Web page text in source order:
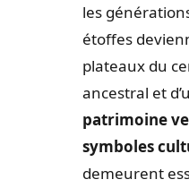
les
étoffes
plateaux du
ancestral et
patrimoine
symboles
demeurent